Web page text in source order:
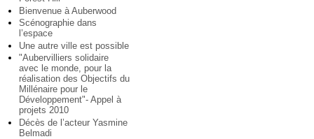
Bienvenue à Auberwood
Scénographie dans
l’espace
Une autre ville est possible
"Aubervilliers solidaire
avec le monde, pour la
réalisation des Objectifs du
Millénaire pour le
Développement"- Appel à
projets 2010
Décès de l’acteur Yasmine
Belmadi